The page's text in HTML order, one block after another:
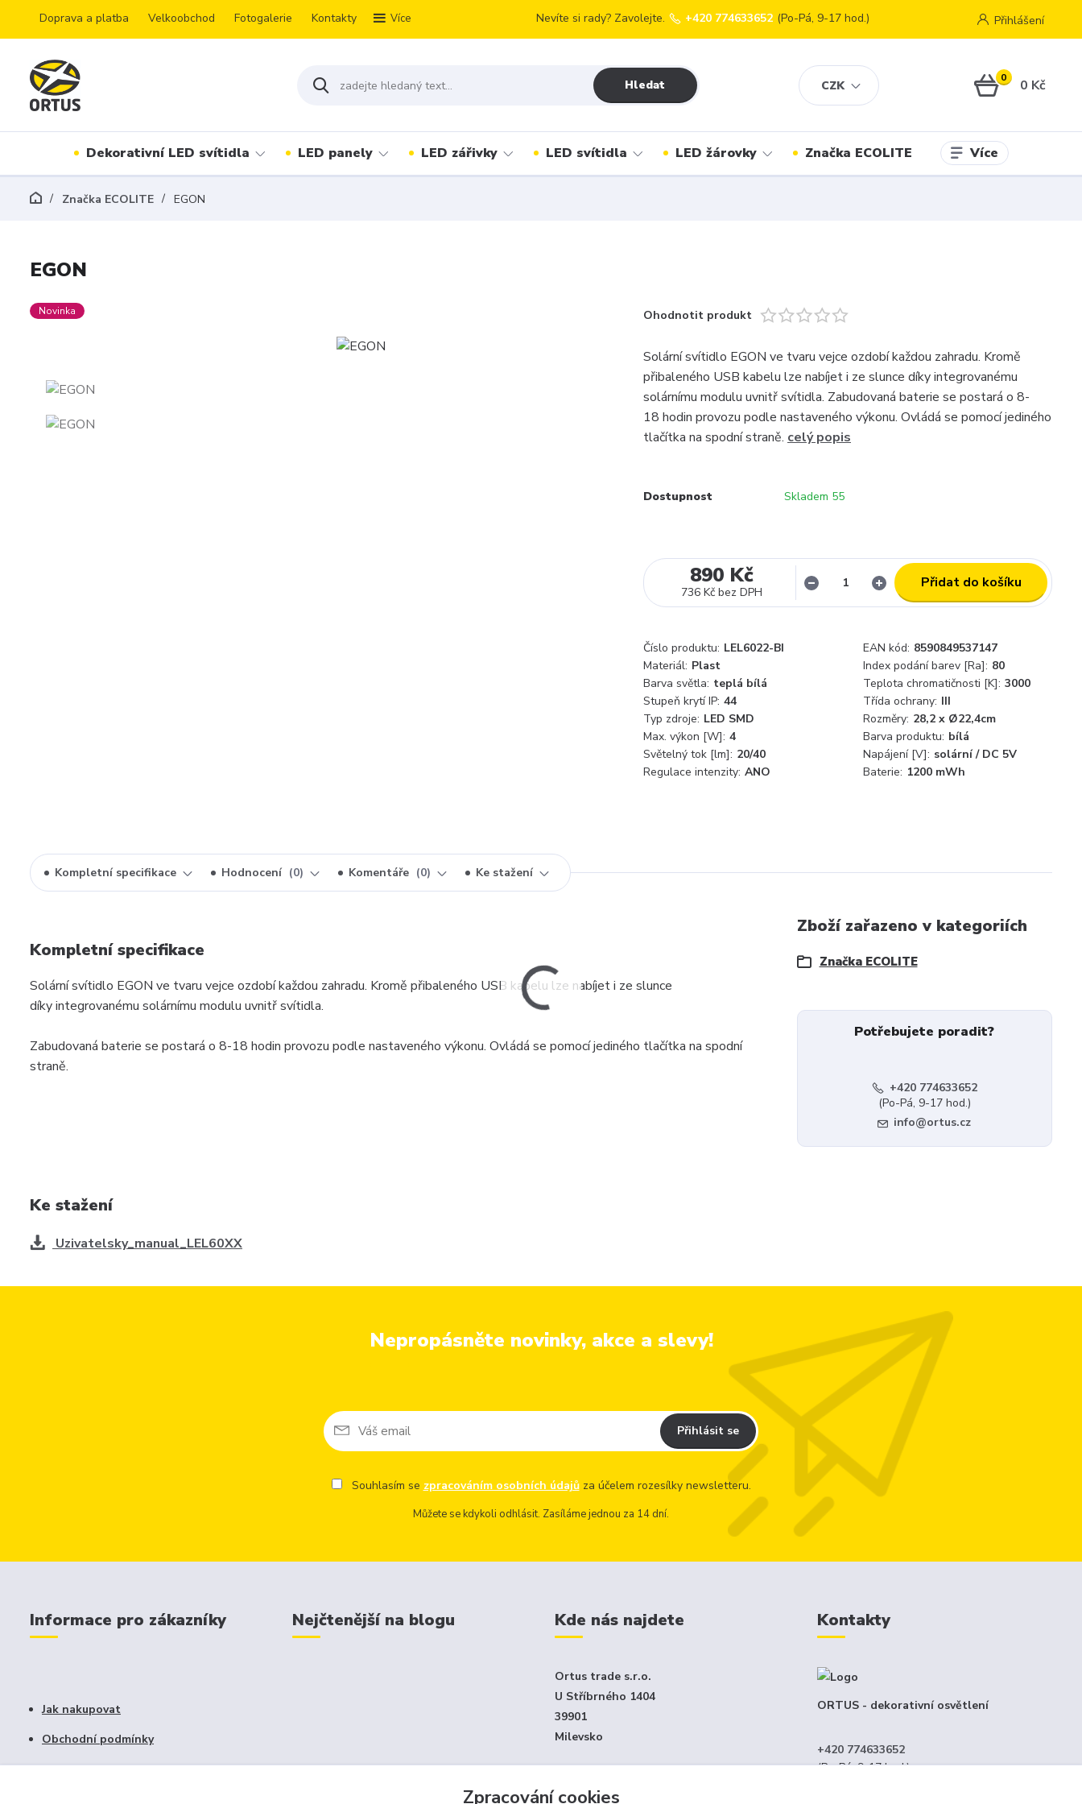
Doprava a platba Velkoobchod Fotogalerie Kontakty Více
CZK
Přihlášení
Hledat
Nevíte si rady? Zavolejte. +420 774633652 (Po-Pá, 9-17 hod.)
0 0 Kč
Dekorativní LED svítidla LED panely LED zářivky LED svítidla LED žárovky Značka ECOLITE Více
Značka ECOLITE EGON
EGON
Novinka Ohodnotit produkt
Solární svítidlo EGON ve tvaru vejce ozdobí každou zahradu. Kromě
přibaleného USB kabelu lze nabíjet i ze slunce díky integrovanému
solárnímu modulu uvnitř svítidla. Zabudovaná baterie se postará o 8-
18 hodin provozu podle nastaveného výkonu. Ovládá se pomocí jediného
tlačítka na spodní straně. celý popis
Dostupnost Skladem 55
890 Kč
736 Kč bez DPH
Přidat do košíku
Číslo produktu: LEL6022-BI EAN kód: 8590849537147
Materiál: Plast Index podání barev [Ra]: 80
Barva světla: teplá bílá Teplota chromatičnosti [K]: 3000
Stupeň krytí IP: 44 Třída ochrany: III
Typ zdroje: LED SMD Rozměry: 28,2 x Ø22,4cm
Max. výkon [W]: 4 Barva produktu: bílá
Světelný tok [lm]: 20/40 Napájení [V]: solární / DC 5V
Regulace intenzity: ANO Baterie: 1200 mWh
Kompletní specifikace Hodnocení 0 Komentáře 0 Ke stažení
Kompletní specifikace
Solární svítidlo EGON ve tvaru vejce ozdobí každou zahradu. Kromě přibaleného USB kabelu lze nabíjet i ze slunce
díky integrovanému solárnímu modulu uvnitř svítidla.
Zabudovaná baterie se postará o 8-18 hodin provozu podle nastaveného výkonu. Ovládá se pomocí jediného tlačítka na spodní
straně.
Zboží zařazeno v kategoriích
Značka ECOLITE
Potřebujete poradit?
+420 774633652
(Po-Pá, 9-17 hod.)
info@ortus.cz
Ke stažení
Uzivatelsky_manual_LEL60XX
Nepropásněte novinky, akce a slevy!
Přihlásit se
Souhlasím se zpracováním osobních údajůza účelem rozesílky newsletteru.
Můžete se kdykoli odhlásit. Zasíláme jednou za 14 dní.
Informace pro zákazníky
Jak nakupovat
Obchodní podmínky
Fotogalerie
Nejčtenější na blogu Kde nás najdete
Ortus trade s.r.o.
U Stříbrného 1404
39901
Milevsko
Jen e-shop - není klasický kamenný
Kontakty
ORTUS - dekorativní osvětlení
+420 774633652
(Po-Pá, 9-17 hod.)
Zpracování cookies